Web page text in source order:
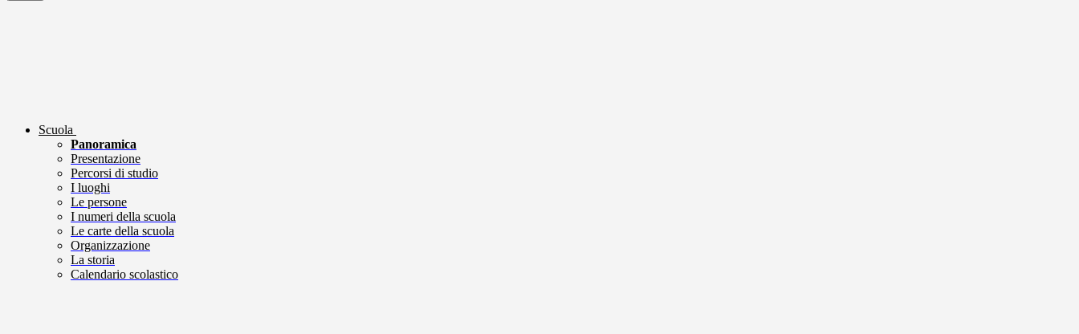
Scuola
Panoramica
Presentazione
Percorsi di studio
I luoghi
Le persone
I numeri della scuola
Le carte della scuola
Organizzazione
La storia
Calendario scolastico